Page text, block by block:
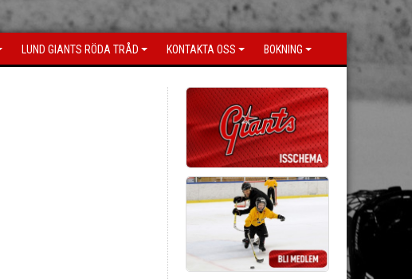
LUND GIANTS RÖDA TRÅD KONTAKTA OSS BOKNING